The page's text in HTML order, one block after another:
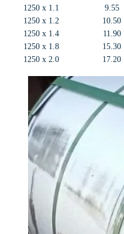
1250 x 1.1
9.55
1250 x 1.2
10.50
1250 x 1.4
11.90
1250 x 1.8
15.30
1250 x 2.0
17.20